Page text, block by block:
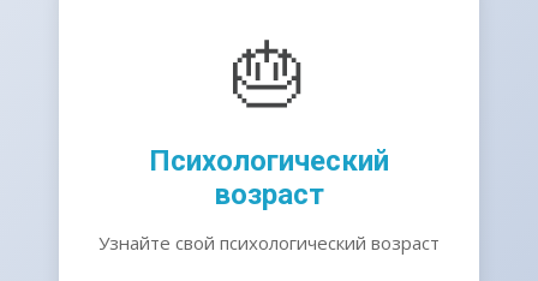
🎂
Психологический
возраст
Узнайте свой психологический возраст